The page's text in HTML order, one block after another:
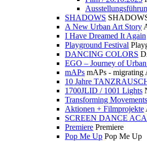
SHADOWS
A New Urban Art Story
I Have Dreamed It Again
Playground Festival
DANCING COLORS
EGO – Journey of
mAPs mAPs - migrating
10 Jahre
1700JLID / 1001 Lights
Transforming Movements
Aktionen + Filmprojekte
SCREEN DANCE
Premiere Premiere
Pop Me Up Pop Me Up